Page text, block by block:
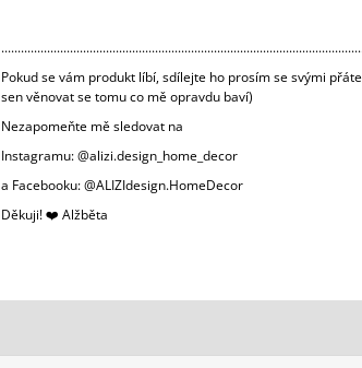
Pokud se vám produkt líbí, sdílejte ho prosím se svými
sen věnovat se tomu co mě opravdu baví)
Nezapomeňte mě sledovat na
Instagramu: @alizi.design_home_decor
a Facebooku: @ALIZIdesign.HomeDecor
Děkuji! ❤️ Alžběta